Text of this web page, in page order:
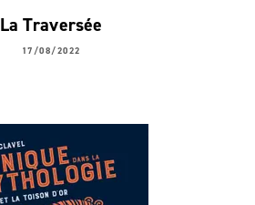
La Traversée
17/08/2022